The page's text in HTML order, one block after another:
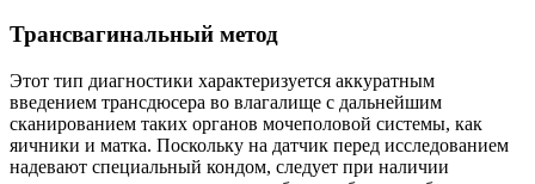
Трансвагинальный метод
Этот тип диагностики характеризуется аккуратным
введением трансдюсера во влагалище с дальнейшим
сканированием таких органов мочеполовой системы, как
яичники и матка. Поскольку на датчик перед исследованием
надевают специальный кондом, следует при наличии